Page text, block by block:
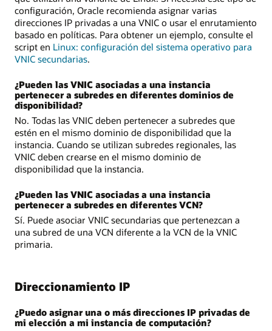
configuración, Oracle recomienda asignar varias
direcciones IP privadas a una VNIC o usar el enrutamiento
basado en políticas. Para obtener un ejemplo, consulte el
script en Linux: configuración del sistema operativo para
VNIC secundarias.
¿Pueden las VNIC asociadas a una instancia
pertenecer a subredes en diferentes dominios de
disponibilidad?
No. Todas las VNIC deben pertenecer a subredes que
estén en el mismo dominio de disponibilidad que la
instancia. Cuando se utilizan subredes regionales, las
VNIC deben crearse en el mismo dominio de
disponibilidad que la instancia.
¿Pueden las VNIC asociadas a una instancia
pertenecer a subredes en diferentes VCN?
Sí. Puede asociar VNIC secundarias que pertenezcan a
una subred de una VCN diferente a la VCN de la VNIC
primaria.
Direccionamiento IP
¿Puedo asignar una o más direcciones IP privadas de
mi elección a mi instancia de computación?